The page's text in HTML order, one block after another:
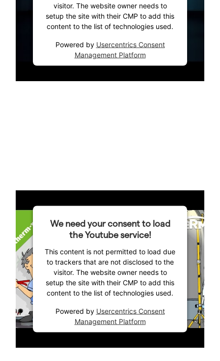
visitor. The website owner needs to
setup the site with their CMP to add this
content to the list of technologies used.
Powered by Usercentrics Consent
Management Platform
We need your consent to load
the Youtube service!
This content is not permitted to load due
to trackers that are not disclosed to the
visitor. The website owner needs to
setup the site with their CMP to add this
content to the list of technologies used.
Powered by Usercentrics Consent
Management Platform